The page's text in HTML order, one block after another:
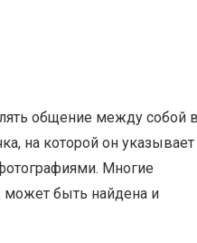
общение между собой
на которой он указывает
Многие
может быть найдена и